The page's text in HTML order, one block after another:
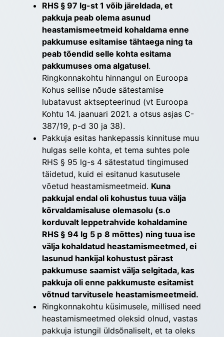
RHS § 97 lg-st 1 võib järeldada, et
pakkuja peab olema asunud
heastamismeetmeid kohaldama enne
pakkumuse esitamise tähtaega ning ta
peab tõendid selle kohta esitama
pakkumuses oma algatusel.
Ringkonnakohtu hinnangul on Euroopa
Kohus sellise nõude sätestamise
lubatavust aktsepteerinud (vt Euroopa
Kohtu 14. jaanuari 2021. a otsus asjas C-
387/19, p-d 30 ja 38).
Pakkuja esitas hankepassis kinnituse muu
hulgas selle kohta, et tema suhtes pole
RHS § 95 lg-s 4 sätestatud tingimused
täidetud, kuid ei esitanud kasutusele
võetud heastamismeetmeid. Kuna
pakkujal endal oli kohustus tuua välja
kõrvaldamisaluse olemasolu (s.o
korduvalt leppetrahvide kohaldamine
RHS § 94 lg 5 p 8 mõttes) ning tuua ise
välja kohaldatud heastamismeetmed, ei
lasunud hankijal kohustust pärast
pakkumuse saamist välja selgitada, kas
pakkuja oli enne pakkumuste esitamist
võtnud tarvitusele heastamismeetmeid.
Ringkonnakohtu küsimusele, millised need
heastamismeetmed oleksid olnud, vastas
pakkuja istungil üldsõnaliselt, et ta oleks